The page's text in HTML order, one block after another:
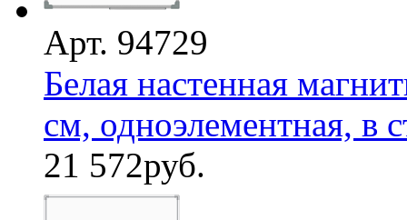
Арт. 94729
Белая настенная
см, одноэлементная, в
21 572руб.